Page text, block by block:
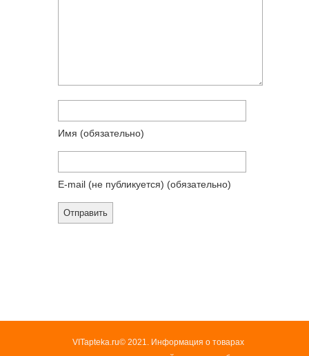
Имя (обязательно)
E-mail (не публикуется) (обязательно)
VITapteka.ru© 2021. Информация о товарах